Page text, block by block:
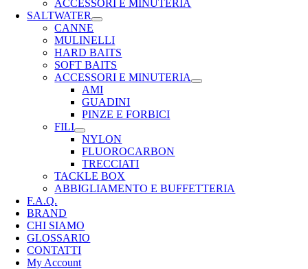
ACCESSORI E MINUTERIA
SALTWATER
CANNE
MULINELLI
HARD BAITS
SOFT BAITS
ACCESSORI E MINUTERIA
AMI
GUADINI
PINZE E FORBICI
FILI
NYLON
FLUOROCARBON
TRECCIATI
TACKLE BOX
ABBIGLIAMENTO E BUFFETTERIA
F.A.Q.
BRAND
CHI SIAMO
GLOSSARIO
CONTATTI
My Account